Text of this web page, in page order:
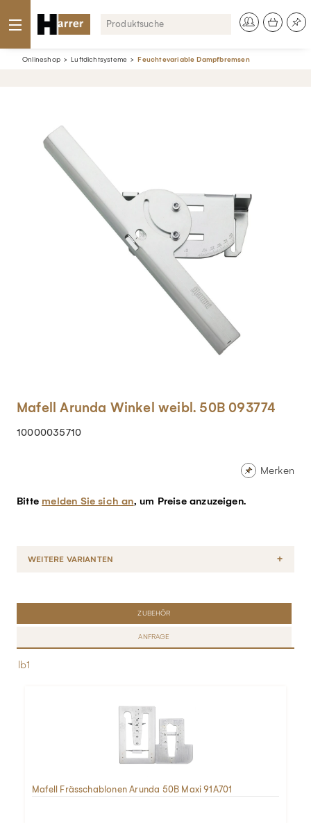
Onlineshop Luftdichtsysteme Feuchtevariable Dampfbremsen
Mafell Arunda Winkel weibl. 50B 093774
10000035710
Merken
Bitte melden Sie sich an, um Preise anzuzeigen.
WEITERE VARIANTEN
ZUBEHÖR
ANFRAGE
lb1
Mafell Frässchablonen Arunda 50B Maxi 91A701